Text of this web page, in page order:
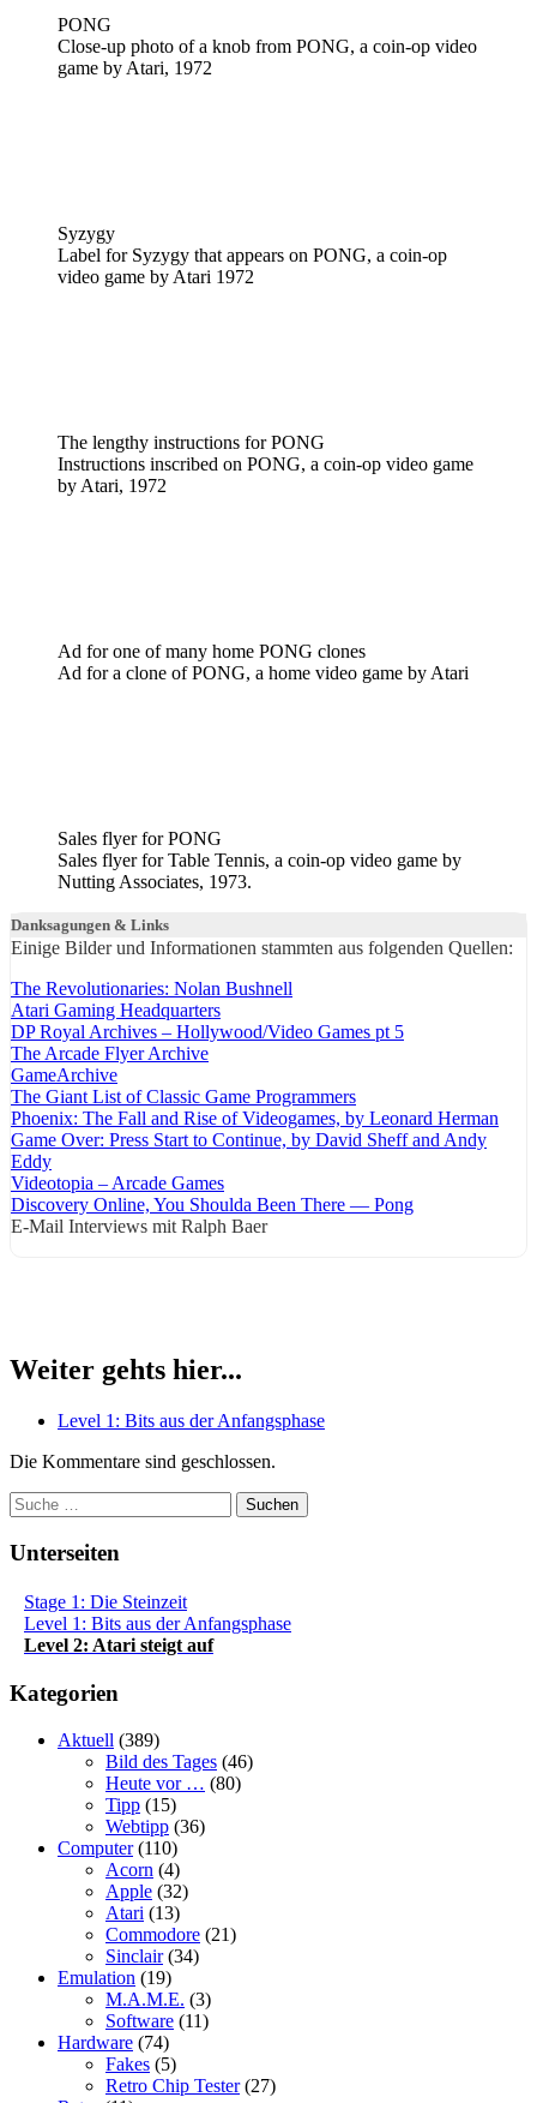
PONG
Close-up photo of a knob from PONG, a coin-op video
game by Atari, 1972
Syzygy
Label for Syzygy that appears on PONG, a coin-op
video game by Atari 1972
The lengthy instructions for PONG
Instructions inscribed on PONG, a coin-op video game
by Atari, 1972
Ad for one of many home PONG clones
Ad for a clone of PONG, a home video game by Atari
Sales flyer for PONG
Sales flyer for Table Tennis, a coin-op video game by
Nutting Associates, 1973.
Danksagungen & Links
Einige Bilder und Informationen stammten aus folgenden Quellen:
The Revolutionaries: Nolan Bushnell
Atari Gaming Headquarters
DP Royal Archives – Hollywood/Video Games pt 5
The Arcade Flyer Archive
GameArchive
The Giant List of Classic Game Programmers
Phoenix: The Fall and Rise of Videogames, by Leonard Herman
Game Over: Press Start to Continue, by David Sheff and Andy
Eddy
Videotopia – Arcade Games
Discovery Online, You Shoulda Been There — Pong
E-Mail Interviews mit Ralph Baer
Weiter gehts hier...
Level 1: Bits aus der Anfangsphase
Die Kommentare sind geschlossen.
Suchen
Unterseiten
Stage 1: Die Steinzeit
Level 1: Bits aus der Anfangsphase
Level 2: Atari steigt auf
Kategorien
Aktuell (389)
Bild des Tages (46)
Heute vor … (80)
Tipp (15)
Webtipp (36)
Computer(110)
Acorn (4)
Apple (32)
Atari (13)
Commodore (21)
Sinclair(34)
Emulation (19)
M.A.M.E. (3)
Software (11)
Hardware (74)
Fakes (5)
Retro Chip Tester(27)